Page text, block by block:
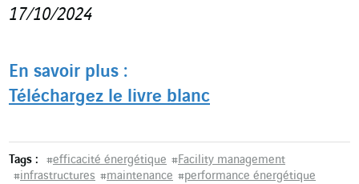
17/10/2024
En savoir plus :
Téléchargez le livre blanc
Tags : #efficacité énergétique #Facility management
#infrastructures #maintenance #performance énergétique